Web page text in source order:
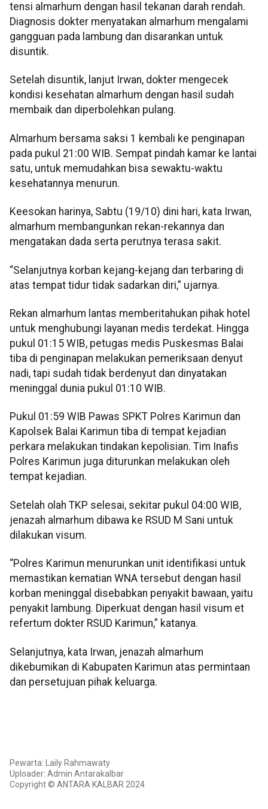
tensi almarhum dengan hasil tekanan darah rendah.
Diagnosis dokter menyatakan almarhum mengalami
gangguan pada lambung dan disarankan untuk
disuntik.
Setelah disuntik, lanjut Irwan, dokter mengecek
kondisi kesehatan almarhum dengan hasil sudah
membaik dan diperbolehkan pulang.
Almarhum bersama saksi 1 kembali ke penginapan
pada pukul 21:00 WIB. Sempat pindah kamar ke lantai
satu, untuk memudahkan bisa sewaktu-waktu
kesehatannya menurun.
Keesokan harinya, Sabtu (19/10) dini hari, kata Irwan,
almarhum membangunkan rekan-rekannya dan
mengatakan dada serta perutnya terasa sakit.
“Selanjutnya korban kejang-kejang dan terbaring di
atas tempat tidur tidak sadarkan diri,” ujarnya.
Rekan almarhum lantas memberitahukan pihak hotel
untuk menghubungi layanan medis terdekat. Hingga
pukul 01:15 WIB, petugas medis Puskesmas Balai
tiba di penginapan melakukan pemeriksaan denyut
nadi, tapi sudah tidak berdenyut dan dinyatakan
meninggal dunia pukul 01:10 WIB.
Pukul 01:59 WIB Pawas SPKT Polres Karimun dan
Kapolsek Balai Karimun tiba di tempat kejadian
perkara melakukan tindakan kepolisian. Tim Inafis
Polres Karimun juga diturunkan melakukan oleh
tempat kejadian.
Setelah olah TKP selesai, sekitar pukul 04:00 WIB,
jenazah almarhum dibawa ke RSUD M Sani untuk
dilakukan visum.
“Polres Karimun menurunkan unit identifikasi untuk
memastikan kematian WNA tersebut dengan hasil
korban meninggal disebabkan penyakit bawaan, yaitu
penyakit lambung. Diperkuat dengan hasil visum et
refertum dokter RSUD Karimun,” katanya.
Selanjutnya, kata Irwan, jenazah almarhum
dikebumikan di Kabupaten Karimun atas permintaan
dan persetujuan pihak keluarga.
Pewarta: Laily Rahmawaty
Uploader: Admin Antarakalbar
Copyright © ANTARA KALBAR 2024